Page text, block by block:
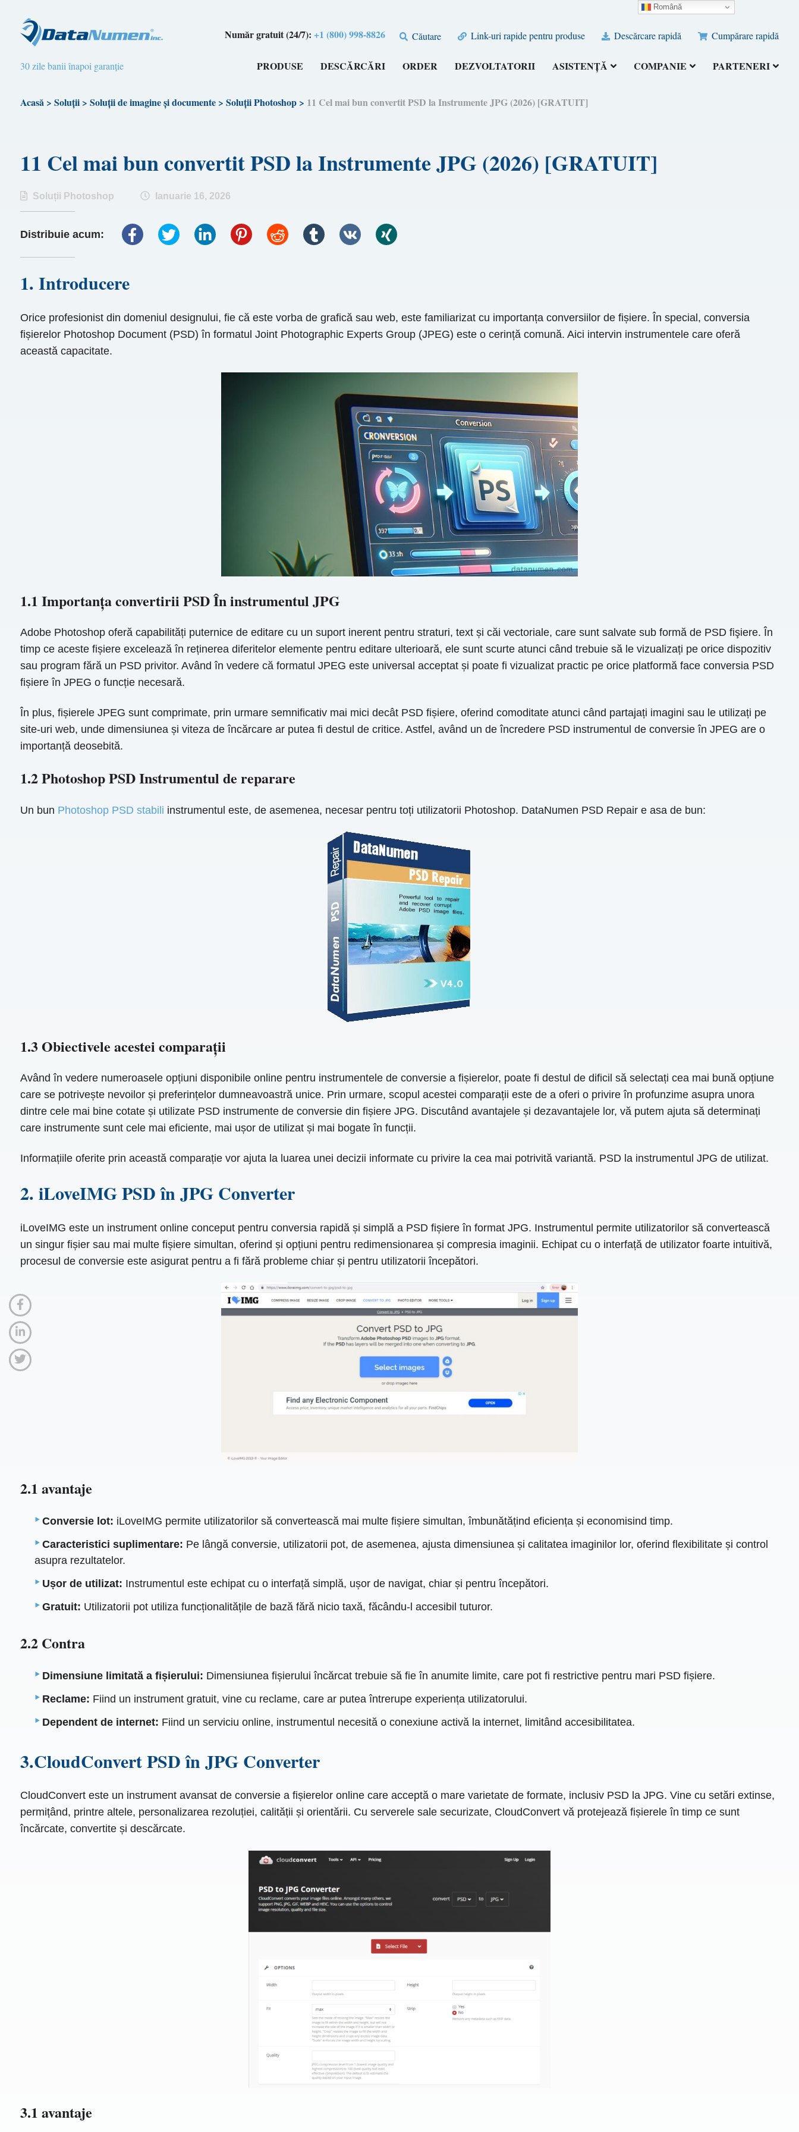
Număr gratuit (24/7):+1 (800) 998-8826 Căutare Link-uri rapide pentru produse Descărcare rapidă Cumpărare rapidă
30 zile banii înapoi garanție PRODUSE DESCĂRCĂRI ORDER DEZVOLTATORII ASISTENȚĂ COMPANIE PARTENERI
Acasă> Soluții> Soluții de imagine și documente> Soluții Photoshop> 11 Cel mai bun convertit PSD la Instrumente JPG (2026) [GRATUIT]
11 Cel mai bun convertit PSD la Instrumente JPG (2026) [GRATUIT]
Soluții Photoshop Ianuarie 16, 2026
Distribuie acum:
1. Introducere
Orice profesionist din domeniul designului, fie că este vorba de grafică sau web, este familiarizat cu importanța conversiilor de fișiere. În special, conversia
fișierelor Photoshop Document (PSD) în formatul Joint Photographic Experts Group (JPEG) este o cerință comună. Aici intervin instrumentele care oferă
această capacitate.
1.1 Importanța convertirii PSD În instrumentul JPG
Adobe Photoshop oferă capabilități puternice de editare cu un suport inerent pentru straturi, text și căi vectoriale, care sunt salvate sub formă de PSD fişiere. În
timp ce aceste fișiere excelează în reținerea diferitelor elemente pentru editare ulterioară, ele sunt scurte atunci când trebuie să le vizualizați pe orice dispozitiv
sau program fără un PSD privitor. Având în vedere că formatul JPEG este universal acceptat și poate fi vizualizat practic pe orice platformă face conversia PSD
fișiere în JPEG o funcție necesară.
În plus, fișierele JPEG sunt comprimate, prin urmare semnificativ mai mici decât PSD fișiere, oferind comoditate atunci când partajați imagini sau le utilizați pe
site-uri web, unde dimensiunea și viteza de încărcare ar putea fi destul de critice. Astfel, având un de încredere PSD instrumentul de conversie în JPEG are o
importanță deosebită.
1.2 Photoshop PSD Instrumentul de reparare
Un bun Photoshop PSD stabili instrumentul este, de asemenea, necesar pentru toți utilizatorii Photoshop. DataNumen PSD Repair e asa de bun:
1.3 Obiectivele acestei comparații
Având în vedere numeroasele opțiuni disponibile online pentru instrumentele de conversie a fișierelor, poate fi destul de dificil să selectați cea mai bună opțiune
care se potrivește nevoilor și preferințelor dumneavoastră unice. Prin urmare, scopul acestei comparații este de a oferi o privire în profunzime asupra unora
dintre cele mai bine cotate și utilizate PSD instrumente de conversie din fișiere JPG. Discutând avantajele și dezavantajele lor, vă putem ajuta să determinați
care instrumente sunt cele mai eficiente, mai ușor de utilizat și mai bogate în funcții.
Informațiile oferite prin această comparație vor ajuta la luarea unei decizii informate cu privire la cea mai potrivită variantă. PSD la instrumentul JPG de utilizat.
2. iLoveIMG PSD în JPG Converter
iLoveIMG este un instrument online conceput pentru conversia rapidă și simplă a PSD fișiere în format JPG. Instrumentul permite utilizatorilor să convertească
un singur fișier sau mai multe fișiere simultan, oferind și opțiuni pentru redimensionarea și compresia imaginii. Echipat cu o interfață de utilizator foarte intuitivă,
procesul de conversie este asigurat pentru a fi fără probleme chiar și pentru utilizatorii începători.
2.1 avantaje
Conversie lot: iLoveIMG permite utilizatorilor să convertească mai multe fișiere simultan, îmbunătățind eficiența și economisind timp.
Caracteristici suplimentare: Pe lângă conversie, utilizatorii pot, de asemenea, ajusta dimensiunea și calitatea imaginilor lor, oferind flexibilitate și control
asupra rezultatelor.
Ușor de utilizat: Instrumentul este echipat cu o interfață simplă, ușor de navigat, chiar și pentru începători.
Gratuit: Utilizatorii pot utiliza funcționalitățile de bază fără nicio taxă, făcându-l accesibil tuturor.
2.2 Contra
Dimensiune limitată a fișierului: Dimensiunea fișierului încărcat trebuie să fie în anumite limite, care pot fi restrictive pentru mari PSD fișiere.
Reclame: Fiind un instrument gratuit, vine cu reclame, care ar putea întrerupe experiența utilizatorului.
Dependent de internet: Fiind un serviciu online, instrumentul necesită o conexiune activă la internet, limitând accesibilitatea.
3.CloudConvert PSD în JPG Converter
CloudConvert este un instrument avansat de conversie a fișierelor online care acceptă o mare varietate de formate, inclusiv PSD la JPG. Vine cu setări extinse,
permițând, printre altele, personalizarea rezoluției, calității și orientării. Cu serverele sale securizate, CloudConvert vă protejează fișierele în timp ce sunt
încărcate, convertite și descărcate.
3.1 avantaje
Română